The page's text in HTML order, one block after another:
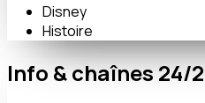
Disney
Histoire
Info & chaînes 24/